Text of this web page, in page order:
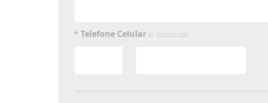
* Telefone Celular Ex.: 22 22222-2222